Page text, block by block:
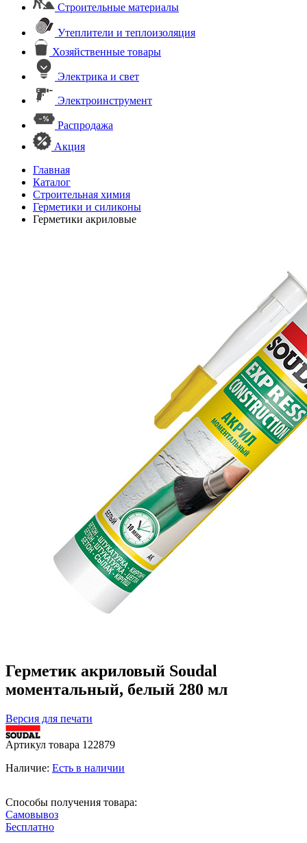
Строительные материалы
Утеплители и теплоизоляция
Хозяйственные товары
Электрика и свет
Электроинструмент
Распродажа
Акция
Главная
Каталог
Строительная химия
Герметики и силиконы
Герметики акриловые
Герметик акриловый Soudal
моментальный, белый 280 мл
Версия для печати
Артикул товара 122879
Наличие: Есть в наличии
Способы получения товара:
Самовывоз
Бесплатно